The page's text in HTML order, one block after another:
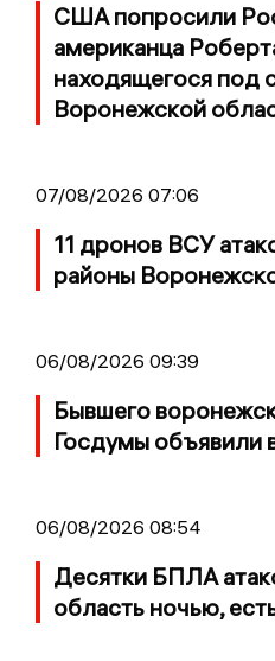
США попросили
американца
находящегося под
Воронежской
07/08/2026 07:06
11 дронов ВСУ
районы
06/08/2026 09:39
Бывшего
Госдумы объявили
06/08/2026 08:54
Десятки БПЛА
область ночью,